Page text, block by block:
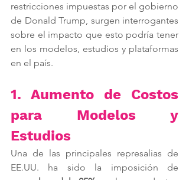
restricciones impuestas por el gobierno
de Donald Trump, surgen interrogantes
sobre el impacto que esto podría tener
en los modelos, estudios y plataformas
en el país.
1. Aumento de Costos
para Modelos y
Estudios
Una de las principales represalias de